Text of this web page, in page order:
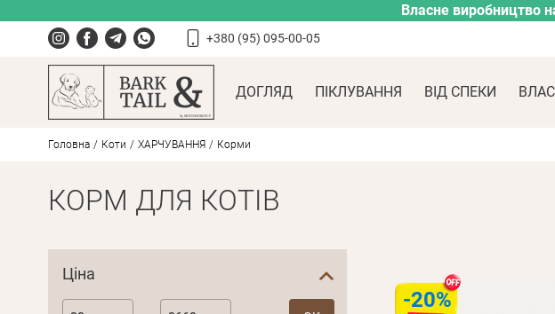
Власне виробництво
+380 (95) 095-00-05
ДОГЛЯД ПІКЛУВАННЯ ВІД СПЕКИ
Головна Коти ХАРЧУВАННЯ Корми
КОРМ ДЛЯ КОТІВ
Ціна
-20%